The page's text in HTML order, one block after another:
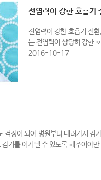
전염력이 강한 호흡기
전염력이 강한 호흡기 질
는 전염력이 상당히 강한
2016-10-17
걱정이 되어 병원부터 데려가서
기를 이겨낼 수 있도록 해주어야